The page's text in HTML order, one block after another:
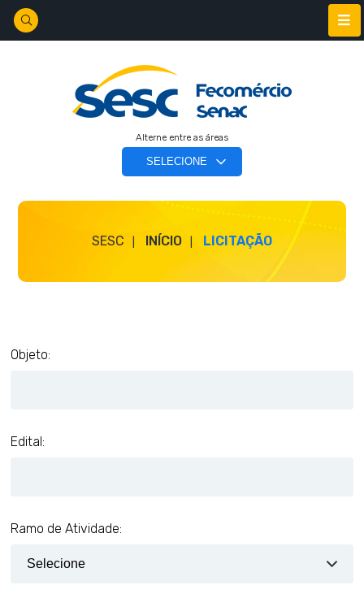
Alterne entre as áreas
SESC INÍCIO LICITAÇÃO
Objeto:
Edital:
Ramo de Atividade: